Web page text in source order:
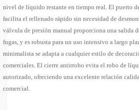
nivel de líquido restante en tiempo real. El puerto
facilita el rellenado rápido sin necesidad de
válvula de presión manual proporciona una salida
fugas, y es robusta para un uso intensivo a largo
minimalista se adapta a cualquier estilo de
comerciales. El cierre antirrobo evita el robo de
autorizado, ofreciendo una excelente relación
comercial.